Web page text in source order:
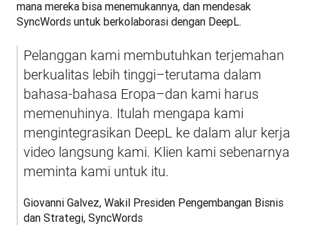
mana mereka bisa menemukannya, dan mendesak
SyncWords untuk berkolaborasi dengan DeepL.
Pelanggan kami membutuhkan terjemahan
berkualitas lebih tinggi–terutama dalam
bahasa-bahasa Eropa–dan kami harus
memenuhinya. Itulah mengapa kami
mengintegrasikan DeepL ke dalam alur kerja
video langsung kami. Klien kami sebenarnya
meminta kami untuk itu.
Giovanni Galvez, Wakil Presiden Pengembangan Bisnis
dan Strategi, SyncWords